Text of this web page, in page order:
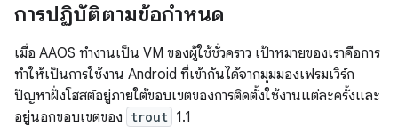
การปฏิบัติตามข้อกำหนด
เมื่อ AAOS ทำงานเป็น VM ของผู้ใช้ชั่วคราว เป้าหมายของเราคือการ
ทำให้เป็นการใช้งาน Android ที่เข้ากันได้จากมุมมองเฟรมเวิร์ก
ปัญหาฝั่งโฮสต์อยู่ภายใต้ขอบเขตของการติดตั้งใช้งานแต่ละครั้งและ
อยู่นอกขอบเขตของ trout 1.1